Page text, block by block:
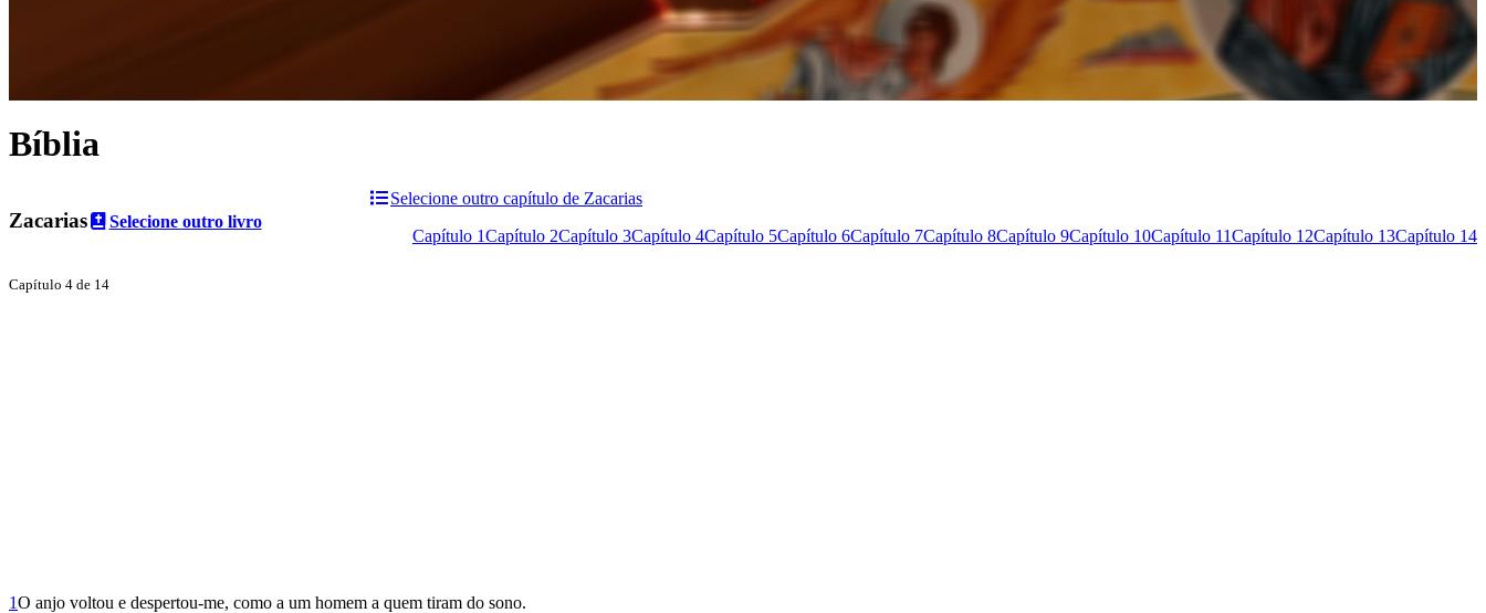
Bíblia
Zacarias Selecione outro livro
Capítulo 4 de 14
Selecione outro capítulo de Zacarias
Capítulo 1Capítulo 2Capítulo 3Capítulo 4Capítulo 5Capítulo 6Capítulo 7Capítulo 8Capítulo 9Capítulo 10Capítulo 11Capítulo 12Capítulo 13Capítulo 14
1O anjo voltou e despertou-me, como a um homem a quem tiram do sono.